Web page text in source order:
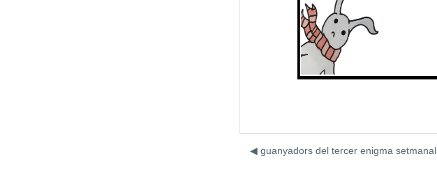
◀︎ guanyadors del tercer enigma setmanal